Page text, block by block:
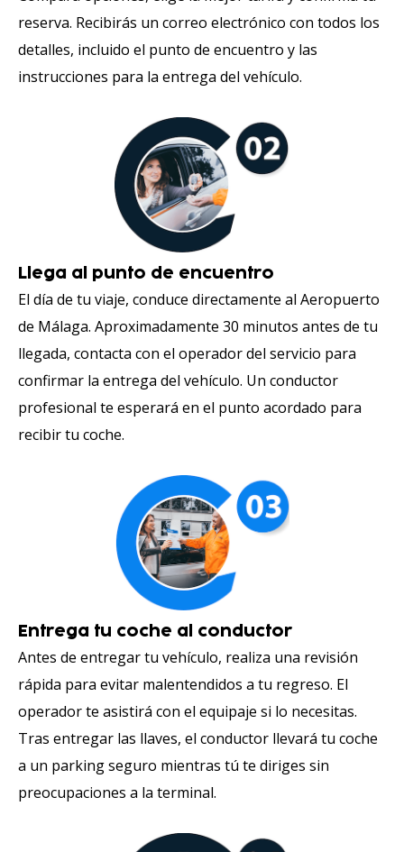
reserva. Recibirás un correo electrónico con todos los
detalles, incluido el punto de encuentro y las
instrucciones para la entrega del vehículo.
Llega al punto de encuentro
El día de tu viaje, conduce directamente al Aeropuerto
de Málaga. Aproximadamente 30 minutos antes de tu
llegada, contacta con el operador del servicio para
confirmar la entrega del vehículo. Un conductor
profesional te esperará en el punto acordado para
recibir tu coche.
Entrega tu coche al conductor
Antes de entregar tu vehículo, realiza una revisión
rápida para evitar malentendidos a tu regreso. El
operador te asistirá con el equipaje si lo necesitas.
Tras entregar las llaves, el conductor llevará tu coche
a un parking seguro mientras tú te diriges sin
preocupaciones a la terminal.